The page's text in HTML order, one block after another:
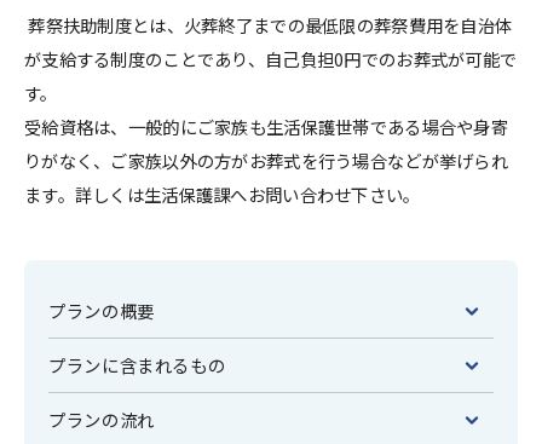
葬祭扶助制度とは、火葬終了までの最低限の葬祭費用を自治体
が支給する制度のことであり、自己負担0円でのお葬式が可能で
す。
受給資格は、一般的にご家族も生活保護世帯である場合や身寄
りがなく、ご家族以外の方がお葬式を行う場合などが挙げられ
ます。詳しくは生活保護課へお問い合わせ下さい。
プランの概要
プランに含まれるもの
プランの流れ